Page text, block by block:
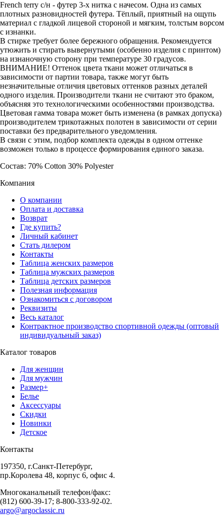
French terry с/н - футер 3-х нитка с начесом. Одна из самых
плотных разновидностей футера. Тёплый, приятный на ощупь
материал с гладкой лицевой стороной и мягким, толстым ворсом
с изнанки.
В стирке требует более бережного обращения. Рекомендуется
утюжить и стирать вывернутыми (особенно изделия с принтом)
на изнаночную сторону при температуре 30 градусов.
ВНИМАНИЕ! Оттенок цвета ткани может отличаться в
зависимости от партии товара, также могут быть
незначительные отличия цветовых оттенков разных деталей
одного изделия. Производители ткани не считают это браком,
объясняя это технологическими особенностями производства.
Цветовая гамма товара может быть изменена (в рамках допуска)
производителем трикотажных полотен в зависимости от серии
поставки без предварительного уведомления.
В связи с этим, подбор комплекта одежды в одном оттенке
возможен только в процессе формирования единого заказа.
Состав: 70% Cotton 30% Polyester
Компания
О компании
Оплата и доставка
Возврат
Где купить?
Личный кабинет
Стать дилером
Контакты
Таблица женских размеров
Таблица мужских размеров
Таблица детских размеров
Полезная информация
Ознакомиться с договором
Реквизиты
Весь каталог
Контрактное производство спортивной одежды (оптовый
индивидуальный заказ)
Каталог товаров
Для женщин
Для мужчин
Размер+
Белье
Аксессуары
Скидки
Новинки
Детское
Контакты
197350, г.Санкт-Петербург,
пр.Королева 48, корпус 6, офис 4.
Многоканальный телефон/факс:
(812) 600-39-17; 8-800-333-92-02.
argo@argoclassic.ru